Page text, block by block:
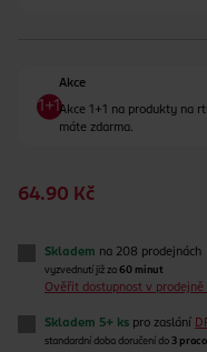
Akce
Akce 1+1 na produkty na
máte zdarma.
64.90 Kč
Skladem na 208 prodejnách
vyzvednutí již za 60 minut
Ověřit dostupnost v prodejně
Skladem 5+ ks pro zaslání
standardní doba doručení do 3